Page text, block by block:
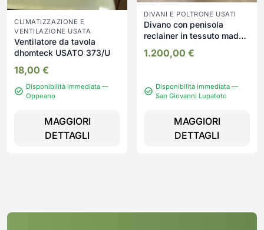
CLIMATIZZAZIONE E
VENTILAZIONE USATA
Ventilatore da tavola
dhomteck USATO 373/U
18,00 €
Disponibilità immediata —
Oppeano
MAGGIORI
DETTAGLI
DIVANI E POLTRONE USATI
Divano con penisola
reclainer in tessuto made
esposizione 2332/U
1.200,00 €
Disponibilità immediata —
San Giovanni Lupatoto
MAGGIORI
DETTAGLI